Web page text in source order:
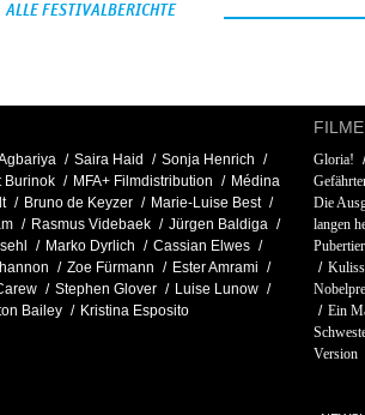
ALLE FESTIVALBERICHTE
Saira Haid
Sonja Henrich
Burinok MFA+ Filmdistribution
Médina
Bruno de Keyzer
Marie-Luise Best
Rasmus Videbaek
Jürgen Baldiga
Marko Dyrlich
Cassian Elwes
Zoe Fürmann
Ester Amrami
Stephen Glover
Luise Lunow
Bailey Kristina Esposito
FILME
Gloria!
Die
langen
Ein
Version